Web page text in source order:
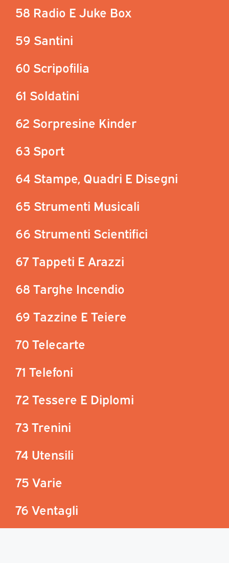
58 Radio E Juke Box
59 Santini
60 Scripofilia
61 Soldatini
62 Sorpresine Kinder
63 Sport
64 Stampe, Quadri E Disegni
65 Strumenti Musicali
66 Strumenti Scientifici
67 Tappeti E Arazzi
68 Targhe Incendio
69 Tazzine E Teiere
70 Telecarte
71 Telefoni
72 Tessere E Diplomi
73 Trenini
74 Utensili
75 Varie
76 Ventagli